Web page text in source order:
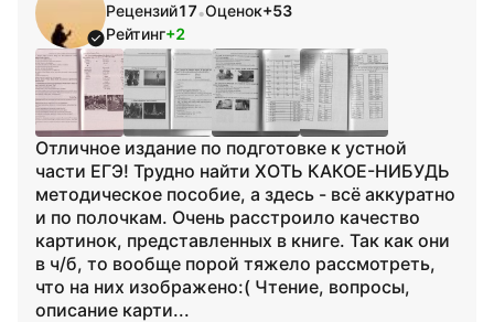
Рецензий17•Оценок+53
Рейтинг+2
Отличное издание по подготовке к устной
части ЕГЭ! Трудно найти ХОТЬ КАКОЕ-НИБУДЬ
методическое пособие, а здесь - всё аккуратно
и по полочкам. Очень расстроило качество
картинок, представленных в книге. Так как они
в ч/б, то вообще порой тяжело рассмотреть,
что на них изображено:( Чтение, вопросы,
описание карти...